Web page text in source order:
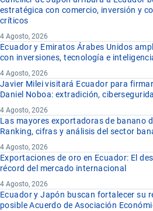
estratégica con comercio, inversión y
críticos
4 Agosto, 2026
Ecuador y Emiratos Árabes Unidos
con inversiones, tecnología e
4 Agosto, 2026
Javier Milei visitará Ecuador para
Daniel Noboa: extradición,
4 Agosto, 2026
Las mayores exportadoras de banano
Ranking, cifras y análisis del sector
4 Agosto, 2026
Exportaciones de oro en Ecuador: El
récord del mercado internacional
4 Agosto, 2026
Ecuador y Japón buscan fortalecer su
posible Acuerdo de Asociación